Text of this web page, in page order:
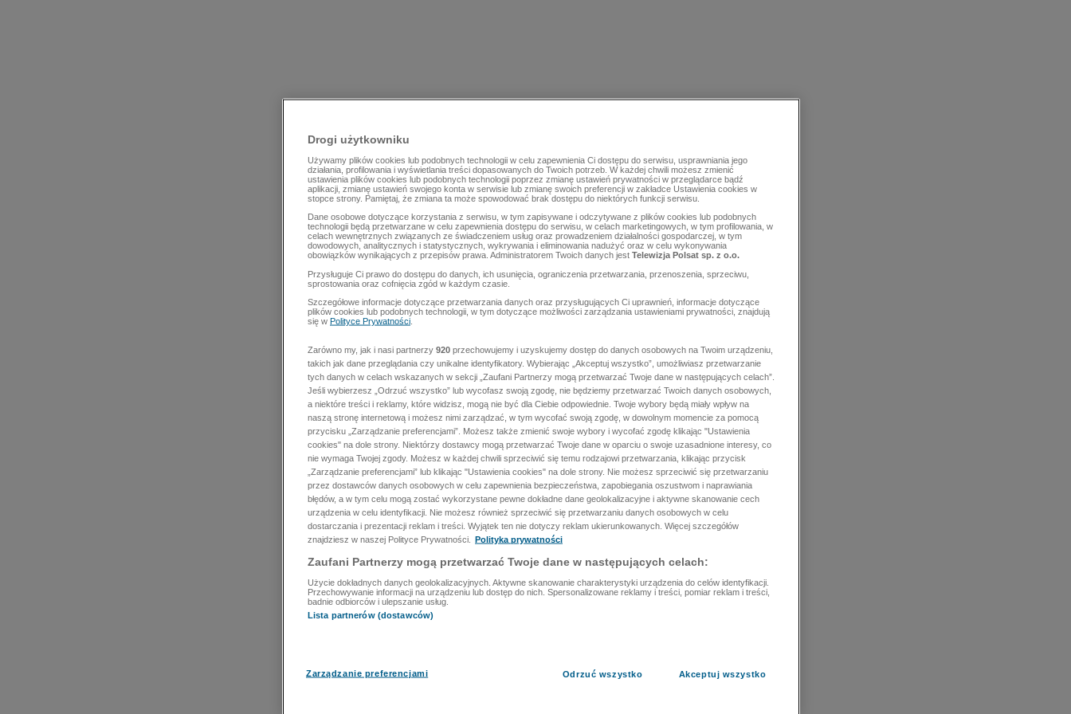
Drogi użytkowniku
Używamy plików cookies lub podobnych technologii w celu zapewnienia Ci dostępu do serwisu, usprawniania jego
działania, profilowania i wyświetlania treści dopasowanych do Twoich potrzeb. W każdej chwili możesz zmienić
ustawienia plików cookies lub podobnych technologii poprzez zmianę ustawień prywatności w przeglądarce bądź
aplikacji, zmianę ustawień swojego konta w serwisie lub zmianę swoich preferencji w zakładce Ustawienia cookies w
stopce strony. Pamiętaj, że zmiana ta może spowodować brak dostępu do niektórych funkcji serwisu.
Dane osobowe dotyczące korzystania z serwisu, w tym zapisywane i odczytywane z plików cookies lub podobnych
technologii będą przetwarzane w celu zapewnienia dostępu do serwisu, w celach marketingowych, w tym profilowania, w
celach wewnętrznych związanych ze świadczeniem usług oraz prowadzeniem działalności gospodarczej, w tym
dowodowych, analitycznych i statystycznych, wykrywania i eliminowania nadużyć oraz w celu wykonywania
obowiązków wynikających z przepisów prawa. Administratorem Twoich danych jest Telewizja Polsat sp. z o.o.
Przysługuje Ci prawo do dostępu do danych, ich usunięcia, ograniczenia przetwarzania, przenoszenia, sprzeciwu,
sprostowania oraz cofnięcia zgód w każdym czasie.
Szczegółowe informacje dotyczące przetwarzania danych oraz przysługujących Ci uprawnień, informacje dotyczące
plików cookies lub podobnych technologii, w tym dotyczące możliwości zarządzania ustawieniami prywatności, znajdują
się w Polityce Prywatności
Zarówno my, jak i nasi partnerzy 920 przechowujemy i uzyskujemy dostęp do danych osobowych na Twoim urządzeniu,
takich jak dane przeglądania czy unikalne identyfikatory. Wybierając „Akceptuj wszystko”, umożliwiasz przetwarzanie
tych danych w celach wskazanych w sekcji „Zaufani Partnerzy mogą przetwarzać Twoje dane w następujących celach”.
Jeśli wybierzesz „Odrzuć wszystko” lub wycofasz swoją zgodę, nie będziemy przetwarzać Twoich danych osobowych,
a niektóre treści i reklamy, które widzisz, mogą nie być dla Ciebie odpowiednie. Twoje wybory będą miały wpływ na
naszą stronę internetową i możesz nimi zarządzać, w tym wycofać swoją zgodę, w dowolnym momencie za pomocą
przycisku „Zarządzanie preferencjami”. Możesz także zmienić swoje wybory i wycofać zgodę klikając "Ustawienia
cookies" na dole strony. Niektórzy dostawcy mogą przetwarzać Twoje dane w oparciu o swoje uzasadnione interesy, co
nie wymaga Twojej zgody. Możesz w każdej chwili sprzeciwić się temu rodzajowi przetwarzania, klikając przycisk
„Zarządzanie preferencjami” lub klikając "Ustawienia cookies" na dole strony. Nie możesz sprzeciwić się przetwarzaniu
przez dostawców danych osobowych w celu zapewnienia bezpieczeństwa, zapobiegania oszustwom i naprawiania
błędów, a w tym celu mogą zostać wykorzystane pewne dokładne dane geolokalizacyjne i aktywne skanowanie cech
urządzenia w celu identyfikacji. Nie możesz również sprzeciwić się przetwarzaniu danych osobowych w celu
dostarczania i prezentacji reklam i treści. Wyjątek ten nie dotyczy reklam ukierunkowanych. Więcej szczegółów
znajdziesz w naszej Polityce Prywatności.
Polityka prywatności
Zaufani Partnerzy mogą przetwarzać Twoje dane w następujących celach:
Użycie dokładnych danych geolokalizacyjnych. Aktywne skanowanie charakterystyki urządzenia do celów identyfikacji.
Przechowywanie informacji na urządzeniu lub dostęp do nich. Spersonalizowane reklamy i treści, pomiar reklam i treści,
badnie odbiorców i ulepszanie usług.
Lista partnerów (dostawców)
Zarządzanie preferencjami Odrzuć wszystko Akceptuj wszystko